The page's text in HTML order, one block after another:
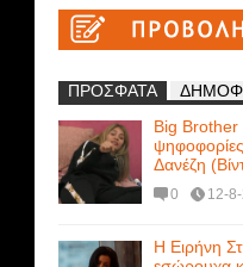
ΠΡΟΣΦΑΤΑ
Big Brother
Δανέζη
0 12-
Η Ειρήνη